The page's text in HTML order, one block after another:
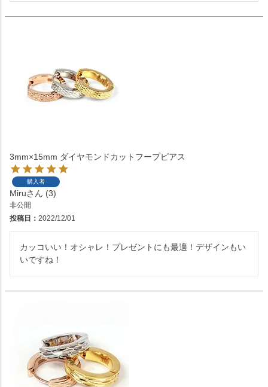
3mm×15mm ダイヤモンドカットフープピアス
購入者
Miru 3
非公開
投稿日
2022/12/01
カッコいい！オシャレ！プレゼントにも最適！デザインもい
いですね！